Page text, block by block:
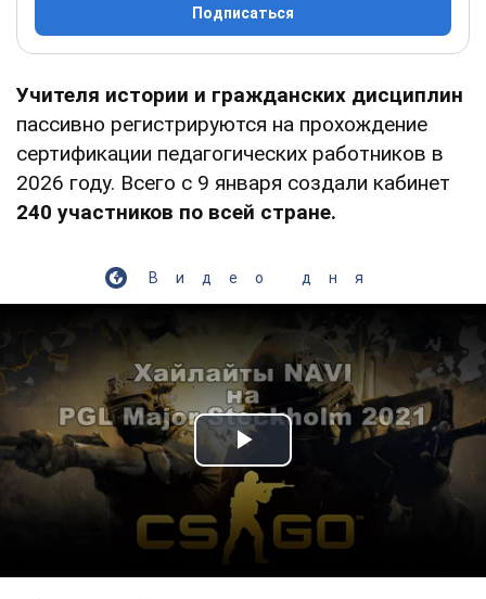
Подписаться
Учителя истории и гражданских дисциплин
пассивно регистрируются на прохождение
сертификации педагогических работников в
2026 году. Всего с 9 января создали кабинет
240 участников по всей стране.
Видео дня
Play Video